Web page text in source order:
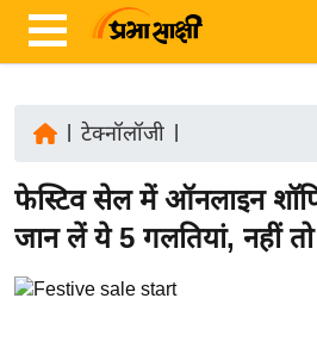
ज़ा
ख
र
टेक्नॉलॉजी
फेस्टिव सेल में ऑनलाइन
जान लें ये 5 गलतियां, नहीं तो